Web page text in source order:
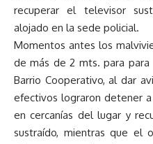
recuperar el televisor
alojado en la sede policial.
Momentos antes los
de más de 2 mts. para
Barrio Cooperativo, al dar
efectivos lograron detener
en cercanías del lugar y
sustraído, mientras que el